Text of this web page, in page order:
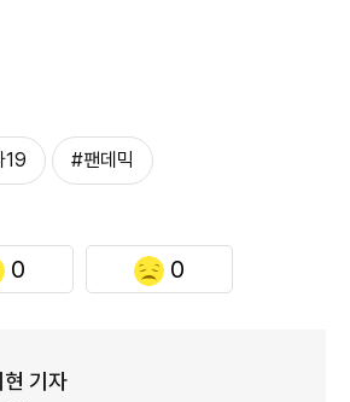
19 #팬데믹
0 0
기자